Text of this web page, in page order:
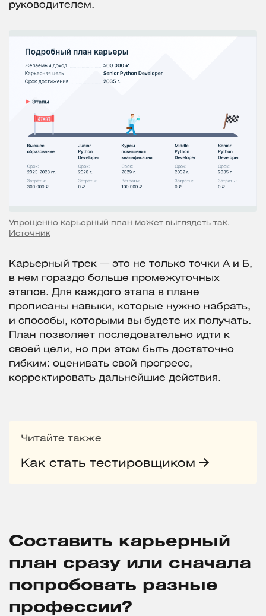
руководителем.
Упрощенно карьерный план может выглядеть так.
Источник
Карьерный трек — это не только точки А и Б,
в нем гораздо больше промежуточных
этапов. Для каждого этапа в плане
прописаны навыки, которые нужно набрать,
и способы, которыми вы будете их получать.
План позволяет последовательно идти к
своей цели, но при этом быть достаточно
гибким: оценивать свой прогресс,
корректировать дальнейшие действия.
Читайте также
Как стать тестировщиком
Составить карьерный
план сразу или сначала
попробовать разные
профессии?